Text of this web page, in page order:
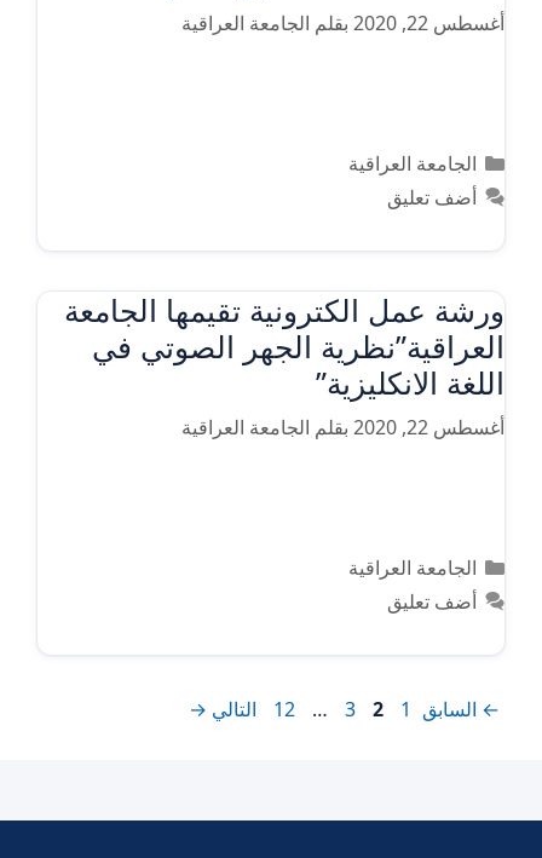
أغسطس 22, 2020 بقلم الجامعة العراقية
التصنيفات
الجامعة العراقية
أضف تعليق
ورشة عمل الكترونية تقيمها الجامعة
العراقية”نظرية الجهر الصوتي في
اللغة الانكليزية”
أغسطس 22, 2020 بقلم الجامعة العراقية
التصنيفات
الجامعة العراقية
أضف تعليق
← السابق Page
1
Page
2
Page
3
…
Page
12 التالي →